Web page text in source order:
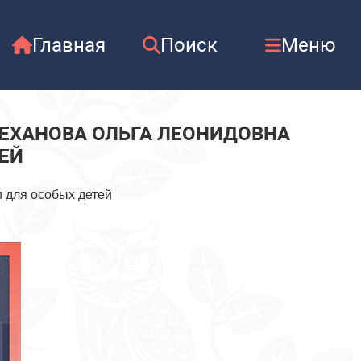
Главная Поиск Меню
ОЛЬГА ЛЕОНИДОВНА
особых детей